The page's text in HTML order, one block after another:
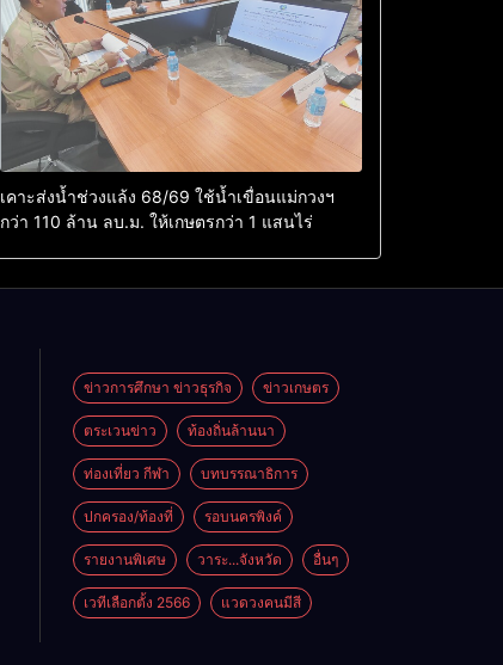
เคาะส่งน้ำช่วงแล้ง 68/69 ใช้น้ำเขื่อนแม่กวงฯ
กว่า 110 ล้าน ลบ.ม. ให้เกษตรกว่า 1 แสนไร่
ข่าวการศึกษา ข่าวธุรกิจ ข่าวเกษตร
ตระเวนข่าว ท้องถิ่นล้านนา
ท่องเที่ยว กีฬา บทบรรณาธิการ
ปกครอง/ท้องที่ รอบนครพิงค์
รายงานพิเศษ วาระ...จังหวัด อื่นๆ
เวทีเลือกตั้ง 2566 แวดวงคนมีสี